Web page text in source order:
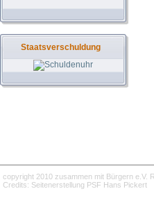
Staatsverschuldung
copyright 2010 zusammen mit Bürgern e.V.
Credits: Seitenerstellung PSF Hans Pickert